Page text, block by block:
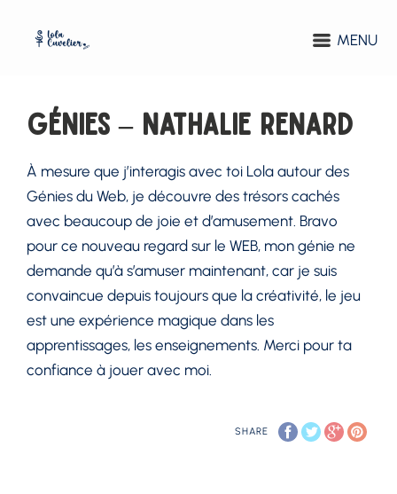
MENU
Génies – Nathalie Renard
À mesure que j’interagis avec toi Lola autour des
Génies du Web, je découvre des trésors cachés
avec beaucoup de joie et d’amusement. Bravo
pour ce nouveau regard sur le WEB, mon génie ne
demande qu’à s’amuser maintenant, car je suis
convaincue depuis toujours que la créativité, le jeu
est une expérience magique dans les
apprentissages, les enseignements. Merci pour ta
confiance à jouer avec moi.⁣
SHARE